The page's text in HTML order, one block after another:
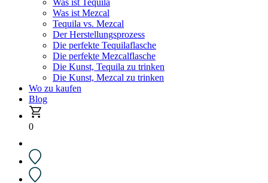
Was ist Tequila
Was ist Mezcal
Tequila vs. Mezcal
Der Herstellungsprozess
Die perfekte Tequilaflasche
Die perfekte Mezcalflasche
Die Kunst, Tequila zu trinken
Die Kunst, Mezcal zu trinken
Wo zu kaufen
Blog
0